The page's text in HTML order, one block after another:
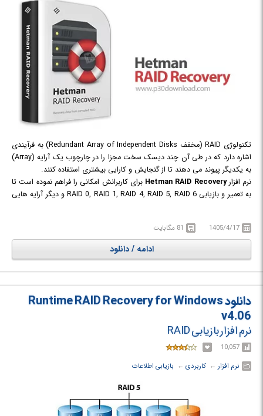
تکنولوژی RAID (مخفف Redundant Array of Independent Disks) به فرآیندی
اشاره دارد که در طی آن چند دیسک سخت مجزا را در چارچوب یک آرایه (Array)
به یکدیگر پیوند می دهند تا از گنجایش و کارایی بیشتری استفاده کنند.
نرم افزارHetman RAID Recovery برای کاربرانش امکانی را فراهم نموده است تا
به تعمیر و بازیابی RAID 0, RAID 1, RAID 4, RAID 5, RAID 6 و دیگر آرایه هایی
ریکاوری کنید. با استفاده از Hetman RAID Recovery به استخراج داده از هارد
درایو های بکار رفته در سیستم های Synology, QNAP, ASUSTOR, Western
Digital, Thecus, TerraMaster و Buffalo NAS systems بپردازید.
1405/4/17 81 مگابایت
ادامه / دانلود
دانلود Runtime RAID Recovery for Windows
v4.06
نرم افزار بازیابی RAID
10,057
نرم افزار ← ‏ کاربردی ← ‏ بازیابی اطلاعات